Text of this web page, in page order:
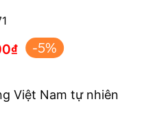
₫ -5%
Việt Nam tự nhiên